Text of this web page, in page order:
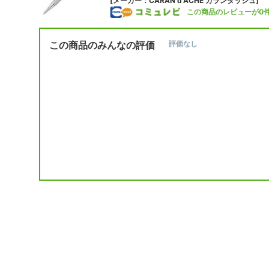
この商品のレビューが0
この商品のみんなの評価 評価なし